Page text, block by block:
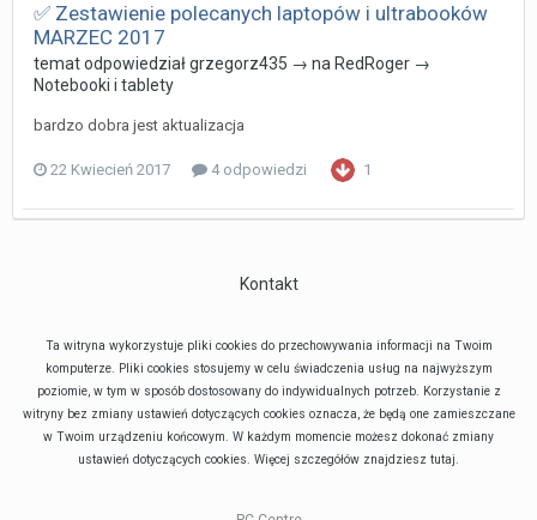
✅ Zestawienie polecanych laptopów i ultrabooków
MARZEC 2017
temat odpowiedziałgrzegorz435 → na RedRoger →
Notebooki i tablety
bardzo dobra jest aktualizacja
22 Kwiecień 2017 4 odpowiedzi 1
Kontakt
Ta witryna wykorzystuje pliki cookies do przechowywania informacji na Twoim
komputerze. Pliki cookies stosujemy w celu świadczenia usług na najwyższym
poziomie, w tym w sposób dostosowany do indywidualnych potrzeb. Korzystanie z
witryny bez zmiany ustawień dotyczących cookies oznacza, że będą one zamieszczane
w Twoim urządzeniu końcowym. W każdym momencie możesz dokonać zmiany
ustawień dotyczących cookies. Więcej szczegółów znajdziesz tutaj.